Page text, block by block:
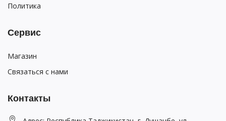
Политика
Сервис
Магазин
Связаться с нами
Контакты